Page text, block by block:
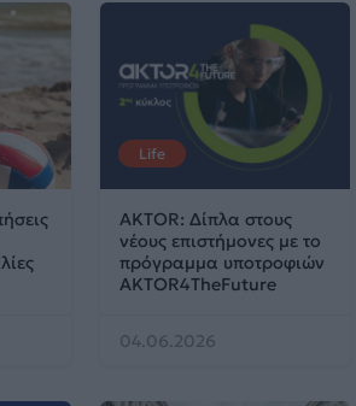
Life
AKTOR: Δίπλα στους
νέους επιστήμονες με το
πρόγραμμα υποτροφιών
AKTOR4TheFuture
04.06.2026